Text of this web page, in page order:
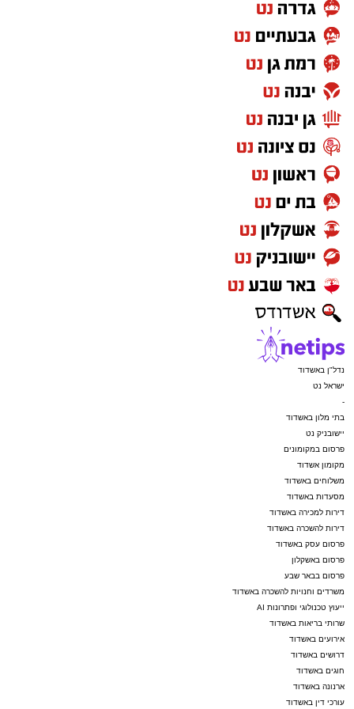
מעוניינים להגיב? לדווח ? צרו איתנו קשר במייל -
ASHDODS@ISNET.CO.IL
נדל"ן באשדוד
ישראל נט
-
בתי מלון באשדוד
יישובניק נט
פרסום במקומונים
מקומון אשדוד
משלוחים באשדוד
מסעדות באשדוד
דירות למכירה באשדוד
דירות להשכרה באשדוד
פרסום עסק באשדוד
פרסום באשקלון
פרסום בבאר שבע
משרדים וחנויות להשכרה באשדוד
ייעוץ טכנולוגי ופתרונות AI
שרותי בריאות באשדוד
אירועים באשדוד
דרושים באשדוד
חוגים באשדוד
ארנונה באשדוד
עורכי דין באשדוד